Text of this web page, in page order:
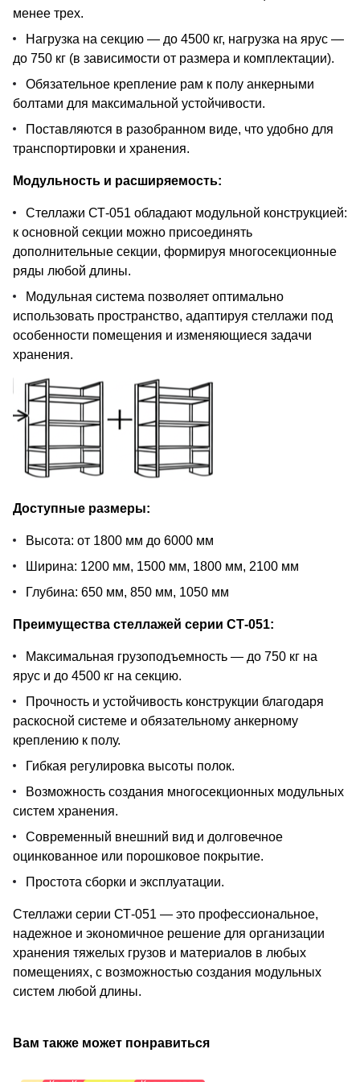
менее трех.
Нагрузка на секцию — до 4500 кг, нагрузка на ярус —
до 750 кг (в зависимости от размера и комплектации).
Обязательное крепление рам к полу анкерными
болтами для максимальной устойчивости.
Поставляются в разобранном виде, что удобно для
транспортировки и хранения.
Модульность и расширяемость:
Стеллажи СТ-051 обладают модульной конструкцией:
к основной секции можно присоединять
дополнительные секции, формируя многосекционные
ряды любой длины.
Модульная система позволяет оптимально
использовать пространство, адаптируя стеллажи под
особенности помещения и изменяющиеся задачи
хранения.
Доступные размеры:
Высота: от 1800 мм до 6000 мм
Ширина: 1200 мм, 1500 мм, 1800 мм, 2100 мм
Глубина: 650 мм, 850 мм, 1050 мм
Преимущества стеллажей серии СТ-051:
Максимальная грузоподъемность — до 750 кг на
ярус и до 4500 кг на секцию.
Прочность и устойчивость конструкции благодаря
раскосной системе и обязательному анкерному
креплению к полу.
Гибкая регулировка высоты полок.
Возможность создания многосекционных модульных
систем хранения.
Современный внешний вид и долговечное
оцинкованное или порошковое покрытие.
Простота сборки и эксплуатации.
Стеллажи серии СТ-051 — это профессиональное,
надежное и экономичное решение для организации
хранения тяжелых грузов и материалов в любых
помещениях, с возможностью создания модульных
систем любой длины.
Вам также может понравиться